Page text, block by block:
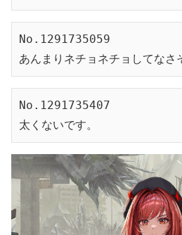
No.1291735059
あんまりネチョネチョしてなさ
No.1291735407
太くないです。